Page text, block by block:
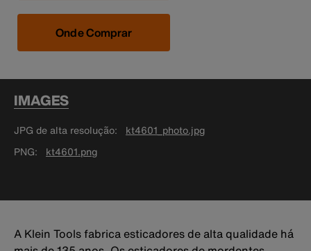
Onde Comprar
IMAGES
JPG de alta resolução
kt4601_photo.jpg
PNG
kt4601.png
A Klein Tools fabrica esticadores de alta qualidade há